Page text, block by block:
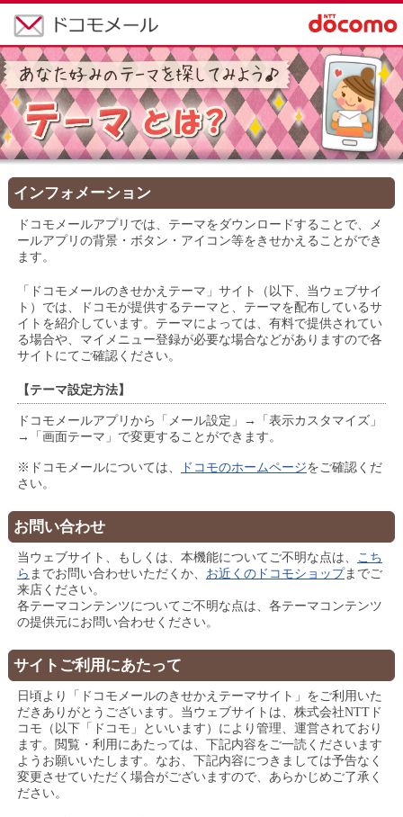
インフォメーション
ドコモメールアプリでは、テーマをダウンロードすることで、メ
ールアプリの背景・ボタン・アイコン等をきせかえることができ
ます。
「ドコモメールのきせかえテーマ」サイト（以下、当ウェブサイ
ト）では、ドコモが提供するテーマと、テーマを配布しているサ
イトを紹介しています。テーマによっては、有料で提供されてい
る場合や、マイメニュー登録が必要な場合などがありますので各
サイトにてご確認ください。
【テーマ設定方法】
ドコモメールアプリから「メール設定」→「表示カスタマイズ」
→「画面テーマ」で変更することができます。
※ドコモメールについては、 ドコモのホームページをご確認くだ
さい。
お問い合わせ
当ウェブサイト、もしくは、本機能についてご不明な点は、
こち
ら までお問い合わせいただくか、 お近くのドコモショップまでご
来店ください。
各テーマコンテンツについてご不明な点は、各テーマコンテンツ
の提供元にお問い合わせください。
サイトご利用にあたって
日頃より「ドコモメールのきせかえテーマサイト」をご利用いた
だきありがとうございます。当ウェブサイトは、株式会社NTTド
コモ（以下「ドコモ」といいます）により管理、運営されており
ます。閲覧・利用にあたっては、下記内容をご一読くださいます
ようお願いいたします。なお、下記内容につきましては予告なく
変更させていただく場合がございますので、あらかじめご了承く
ださい。